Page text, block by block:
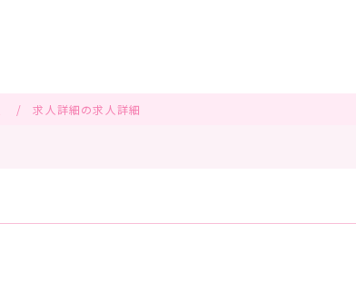
求人詳細の求人詳細